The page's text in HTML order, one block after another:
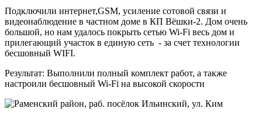
Подключили интернет,GSM, усиление сотовой связи и
видеонаблюдение в частном доме в КП Вёшки-2. Дом очень
большой, но нам удалось покрыть сетью Wi-Fi весь дом и
прилегающий участок в единую сеть - за счет технологии
бесшовный WIFI.
Результат: Выполнили полный комплект работ, а также
настроили бесшовный Wi-Fi на высокой скорости